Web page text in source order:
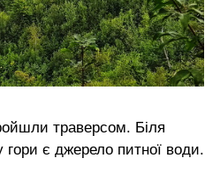
траверсом. Біля
гори є джерело питної води.